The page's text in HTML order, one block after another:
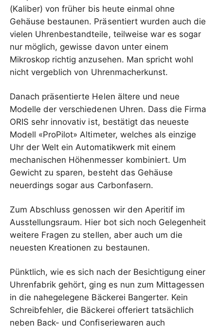
(Kaliber) von früher bis heute einmal ohne
Gehäuse bestaunen. Präsentiert wurden auch die
vielen Uhrenbestandteile, teilweise war es sogar
nur möglich, gewisse davon unter einem
Mikroskop richtig anzusehen. Man spricht wohl
nicht vergeblich von Uhrenmacherkunst.
Danach präsentierte Helen ältere und neue
Modelle der verschiedenen Uhren. Dass die Firma
ORIS sehr innovativ ist, bestätigt das neueste
Modell «ProPilot» Altimeter, welches als einzige
Uhr der Welt ein Automatikwerk mit einem
mechanischen Höhenmesser kombiniert. Um
Gewicht zu sparen, besteht das Gehäuse
neuerdings sogar aus Carbonfasern.
Zum Abschluss genossen wir den Aperitif im
Ausstellungsraum. Hier bot sich noch Gelegenheit
weitere Fragen zu stellen, aber auch um die
neuesten Kreationen zu bestaunen.
Pünktlich, wie es sich nach der Besichtigung einer
Uhrenfabrik gehört, ging es nun zum Mittagessen
in die nahegelegene Bäckerei Bangerter. Kein
Schreibfehler, die Bäckerei offeriert tatsächlich
neben Back- und Confiseriewaren auch